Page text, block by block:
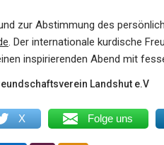
zur Abstimmung des
. Der internationale kurdische
inspirierenden Abend mit
Landshut e.V
X Folge uns